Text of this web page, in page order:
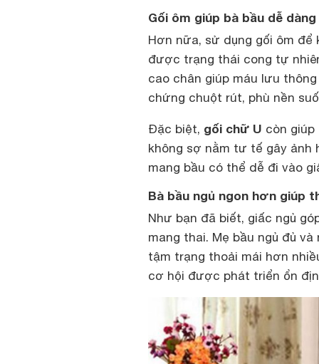
Gối ôm giúp bà bầu dễ
Hơn nữa, sử dụng gối ôm để
được trạng thái cong tự
cao chân giúp máu lưu
chứng chuột rút, phù nền
Đặc biệt, gối chữ U còn giúp
không sợ nằm tư tế gây ảnh
mang bầu có thể dễ đi vào
Bà bầu ngủ ngon hơn giúp
Như bạn đã biết, giấc ngủ
mang thai. Mẹ bầu ngủ đủ
tậm trạng thoải mái hơn
cơ hội được phát triển ổn